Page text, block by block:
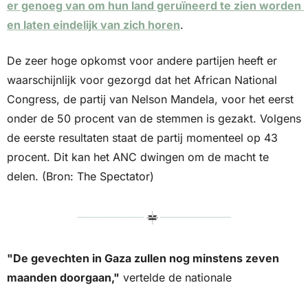
er genoeg van om hun land geruïneerd te zien worden
en laten eindelijk van zich horen.
De zeer hoge opkomst voor andere partijen heeft er
waarschijnlijk voor gezorgd dat het African National
Congress, de partij van Nelson Mandela, voor het eerst
onder de 50 procent van de stemmen is gezakt. Volgens
de eerste resultaten staat de partij momenteel op 43
procent. Dit kan het ANC dwingen om de macht te
delen. (Bron: The Spectator)
"De gevechten in Gaza zullen nog minstens zeven
maanden doorgaan," vertelde de nationale